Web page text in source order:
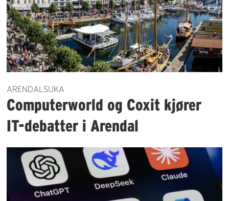
ARENDALSUKA
Computerworld og Coxit kjører
IT-debatter i Arendal